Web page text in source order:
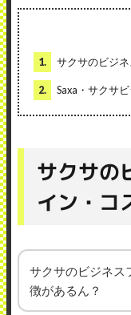
1. サクサのビジ
2. Saxa・サクサ
サクサのビジネスフォンはデザ
イン・コ
サクサのビジネス
徴があるん？